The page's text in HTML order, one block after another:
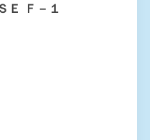
Ｅ Ｆ－１